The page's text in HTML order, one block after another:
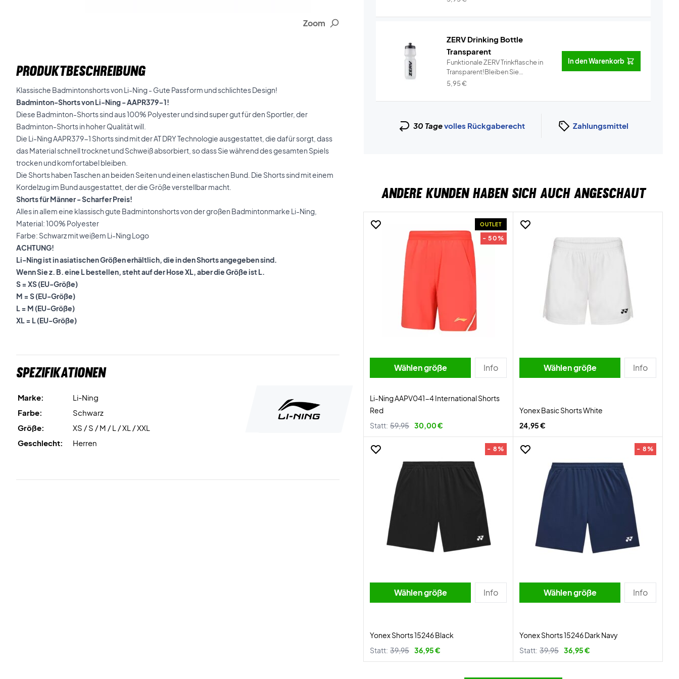
Zoom
PRODUKTBESCHREIBUNG
Klassische Badmintonshorts von Li-Ning - Gute Passform und schlichtes Design!
Badminton-Shorts von Li-Ning - AAPR379-1!
Diese Badminton-Shorts sind aus 100% Polyester und sind super gut für den Sportler, der
Badminton-Shorts in hoher Qualität will.
Die Li-Ning AAPR379-1 Shorts sind mit der AT DRY Technologie ausgestattet, die dafür sorgt, dass
das Material schnell trocknet und Schweiß absorbiert, so dass Sie während des gesamten Spiels
trocken und komfortabel bleiben.
Die Shorts haben Taschen an beiden Seiten und einen elastischen Bund. Die Shorts sind mit einem
Kordelzug im Bund ausgestattet, der die Größe verstellbar macht.
Shorts für Männer - Scharfer Preis!
Alles in allem eine klassisch gute Badmintonshorts von der großen Badmintonmarke Li-Ning,
Material: 100% Polyester
Farbe: Schwarz mit weißem Li-Ning Logo
ACHTUNG!
Li-Ning ist in asiatischen Größen erhältlich, die in den Shorts angegeben sind.
Wenn Sie z. B. eine L bestellen, steht auf der Hose XL, aber die Größe ist L.
S = XS (EU-Größe)
M = S (EU-Größe)
L = M (EU-Größe)
XL = L (EU-Größe)
Spezifikationen
Marke:
Li-Ning
Farbe:
Schwarz
Größe:
XS / S / M / L / XL / XXL
Geschlecht:
Herren
ZERV Drinking Bottle
Transparent
Funktionale ZERV Trinkflasche in
Transparent!Bleiben Sie
hydratisi...
5,95€
In den Warenkorb
30 Tagevolles Rückgaberecht Zahlungsmittel
ANDERE KUNDEN HABEN SICH AUCH ANGESCHAUT
OUTLET
- 50%
Wählen größe Info
Li-Ning AAPV041-4 International Shorts
Red
Statt: 59,95 30,00 €
Wählen größe Info
Yonex Basic Shorts White
24,95 €
- 8%
Wählen größe Info
Yonex Shorts 15246 Black
Statt: 39,95 36,95 €
- 8%
Wählen größe Info
Yonex Shorts 15246 Dark Navy
Statt: 39,95 36,95 €